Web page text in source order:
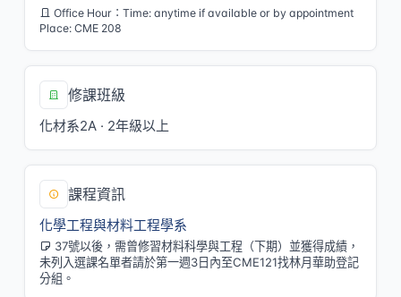
Office Hour：Time: anytime if available or by appointment
Place: CME 208
修課班級
化材系2A · 2年級以上
課程資訊
化學工程與材料工程學系
37號以後，需曾修習材料科學與工程（下期）並獲得成績，
未列入選課名單者請於第一週3日內至CME121找林月華助登記
分組。